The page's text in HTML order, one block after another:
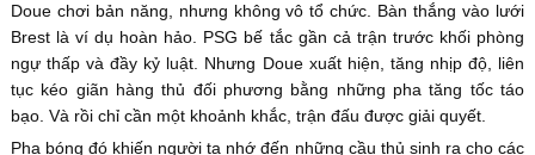
Doue chơi bản năng, nhưng không vô tổ chức. Bàn thắng vào lưới
Brest là ví dụ hoàn hảo. PSG bế tắc gần cả trận trước khối phòng
ngự thấp và đầy kỷ luật. Nhưng Doue xuất hiện, tăng nhịp độ, liên
tục kéo giãn hàng thủ đối phương bằng những pha tăng tốc táo
bạo. Và rồi chỉ cần một khoảnh khắc, trận đấu được giải quyết.
Pha bóng đó khiến người ta nhớ đến những cầu thủ sinh ra cho các